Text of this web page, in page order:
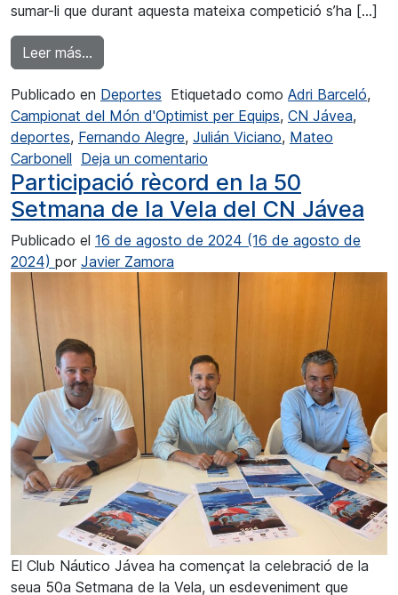
sumar-li que durant aquesta mateixa competició s’ha […]
Leer más…
Publicado en Deportes Etiquetado como Adri Barceló,
Campionat del Món d'Optimist per Equips, CN Jávea,
deportes, Fernando Alegre, Julián Viciano, Mateo
Carbonell Deja un comentario
Participació rècord en la 50
Setmana de la Vela del CN Jávea
Publicado el 16 de agosto de 2024 (16 de agosto de
2024) por Javier Zamora
El Club Náutico Jávea ha començat la celebració de la
seua 50a Setmana de la Vela, un esdeveniment que